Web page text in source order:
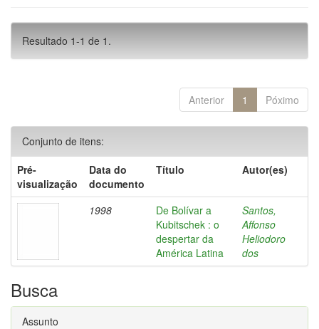
Resultado 1-1 de 1.
Anterior 1 Póximo
Conjunto de itens:
Pré-
visualização
Data do
documento
Título Autor(es)
1998
De Bolívar a
Kubitschek : o
despertar da
América Latina
Santos,
Affonso
Heliodoro
dos
Busca
Assunto